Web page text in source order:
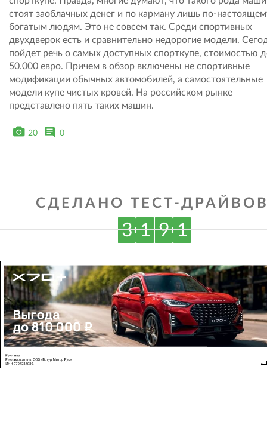
стоят заоблачных денег и по карману лишь по-
богатым людям. Это не совсем так. Среди спортивных
двухдверок есть и сравнительно недорогие модели.
пойдет речь о самых доступных спорткупе, стоимостью
50.000 евро. Причем в обзор включены не спортивные
модификации обычных автомобилей, а самостоятельные
модели купе чистых кровей. На российском рынке
представлено пять таких машин.
20 0
СДЕЛАНО ТЕСТ-
3 1 9 1